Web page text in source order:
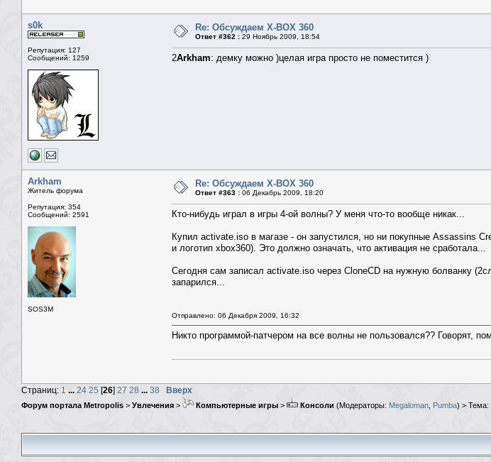
s0k
Репутация: 127
Сообщений: 1259
Re: Обсуждаем X-BOX 360
Ответ #362 : 29 Ноябрь 2009, 18:54
2Arkham: демку можно )целая игра просто не поместится )
Arkham
Житель форума
Репутация: 354
Сообщений: 2591
SOS3M
Re: Обсуждаем X-BOX 360
Ответ #363 : 06 Декабрь 2009, 18:20
Кто-нибудь играл в игры 4-ой волны? У меня что-то вообще никак...
Купил activate.iso в магазе - он запустился, но ни покупные Assassins
и логотип xbox360). Это должно означать, что активация не сработала...
Сегодня сам записал activate.iso через CloneCD на нужную болванку
запарился...
Отправлено: 06 Декабря 2009, 16:32
Никто программой-патчером на все волны не пользовался?? Говорят,
Страниц: 1 ... 24 25 [26] 27 28 ... 38 Вверх
Форум портала Metropolis > Увлечения > Компьютерные игры > Консоли (Модераторы: Megaloman Pumba) > Тема: